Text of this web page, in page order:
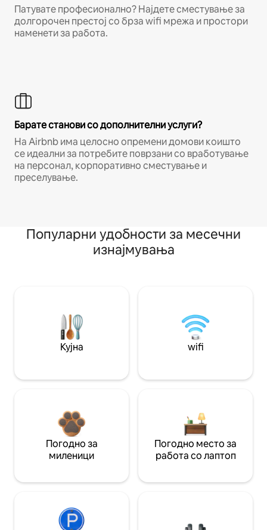
Патувате професионално? Најдете сместување за
долгорочен престој со брза wifi мрежа и простори
наменети за работа.
Барате станови со дополнителни услуги?
На Airbnb има целосно опремени домови коишто
се идеални за потребите поврзани со вработување
на персонал, корпоративно сместување и
преселување.
Популарни удобности за месечни
изнајмувања
Кујна wifi
Погодно за
миленици
Погодно место за
работа со лаптоп